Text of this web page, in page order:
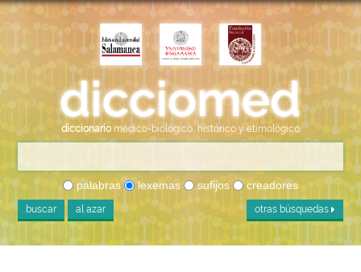
diccionario médico-biológico, histórico y etimológico
palabras lexemas sufijos creadores
buscar al azar otras búsquedas